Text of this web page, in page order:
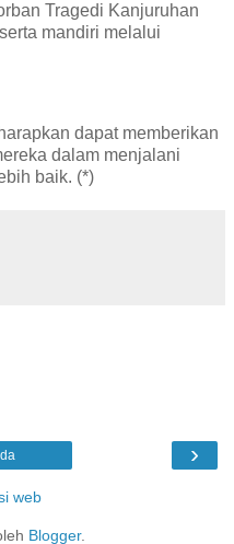
Tragedi Kanjuruhan
mandiri melalui
dapat memberikan
dalam menjalani
baik. (*)
›
web
Blogger.